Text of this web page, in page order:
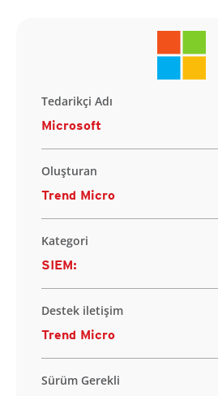
Tedarikçi Adı
Microsoft
Oluşturan
Trend Micro
Kategori
SIEM:
Destek iletişim
Trend Micro
Sürüm Gerekli